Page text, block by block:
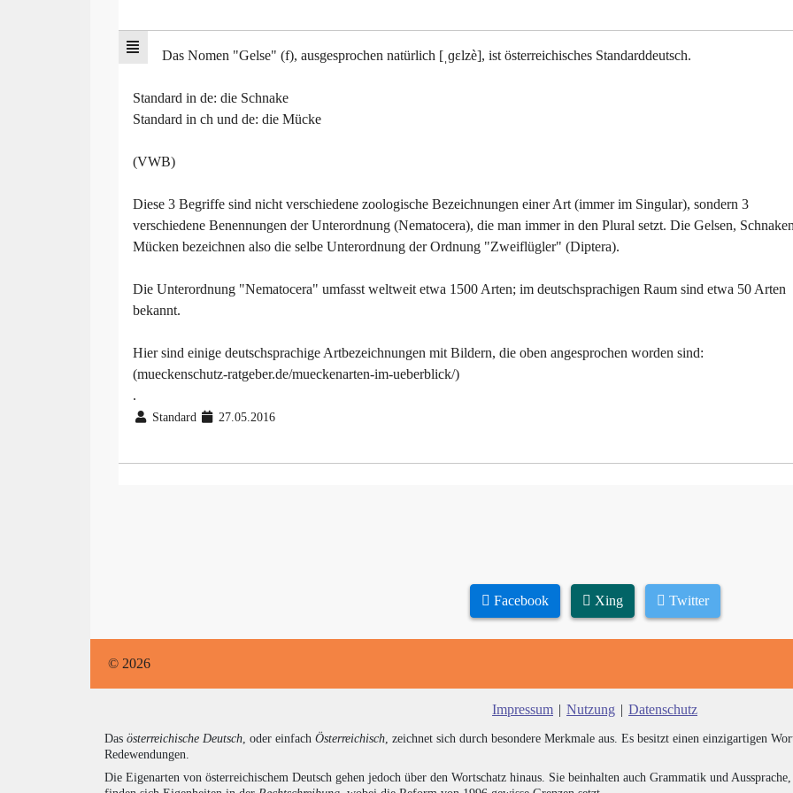
Das Nomen "Gelse" (f), ausgesprochen natürlich [ˌɡɛlzè], ist österreichisches Standarddeutsch.
Standard in de: die Schnake
Standard in ch und de: die Mücke
(VWB)
Diese 3 Begriffe sind nicht verschiedene zoologische Bezeichnungen einer Art (immer im Singular), sondern 3
verschiedene Benennungen der Unterordnung (Nematocera), die man immer in den Plural setzt. Die Gelsen,
Mücken bezeichnen also die selbe Unterordnung der Ordnung "Zweiflügler" (Diptera).
Die Unterordnung "Nematocera" umfasst weltweit etwa 1500 Arten; im deutschsprachigen Raum sind etwa 50 Arten
bekannt.
Hier sind einige deutschsprachige Artbezeichnungen mit Bildern, die oben angesprochen worden sind:
(mueckenschutz-ratgeber.de/mueckenarten-im-ueberblick/)
.
Standard 27.05.2016
Facebook Xing Twitter
© 2026
Impressum | Nutzung | Datenschutz
Das österreichische Deutsch, oder einfach Österreichisch, zeichnet sich durch besondere Merkmale aus. Es besitzt einen einzigartigen
Redewendungen.
Die Eigenarten von österreichischem Deutsch gehen jedoch über den Wortschatz hinaus. Sie beinhalten auch Grammatik und